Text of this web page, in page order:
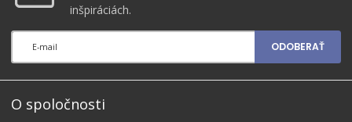
inšpiráciách.
ODOBERAŤ
O spoločnosti